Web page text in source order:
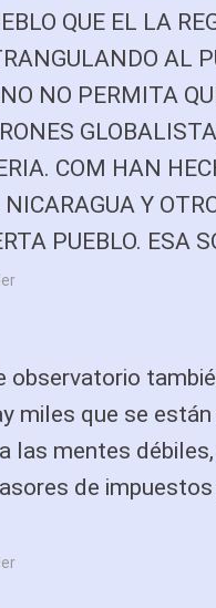
QUE EL LA
AL
NO PERMITA
COM HAN
Y
PUEBLO. ESA
observatorio
miles que se
las mentes
de